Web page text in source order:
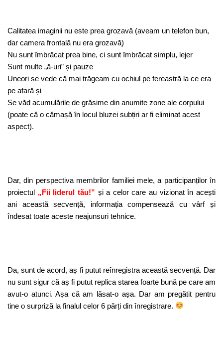
Calitatea imaginii nu este prea grozavă (aveam un telefon bun,
dar camera frontală nu era grozavă)
Nu sunt îmbrăcat prea bine, ci sunt îmbrăcat simplu, lejer
Sunt multe „ă-uri” și pauze
Uneori se vede că mai trăgeam cu ochiul pe fereastră la ce era
pe afară și
Se văd acumulările de grăsime din anumite zone ale corpului
(poate că o cămașă în locul bluzei subțiri ar fi eliminat acest
aspect).
Dar, din perspectiva membrilor familiei mele, a participanților în
proiectul „Fii liderul tău!” și a celor care au vizionat în acești
ani această secvență, informația compensează cu vârf și
îndesat toate aceste neajunsuri tehnice.
Da, sunt de acord, aș fi putut reînregistra această secvență. Dar
nu sunt sigur că aș fi putut replica starea foarte bună pe care am
avut-o atunci. Așa că am lăsat-o așa. Dar am pregătit pentru
tine o surpriză la finalul celor 6 părți din înregistrare.